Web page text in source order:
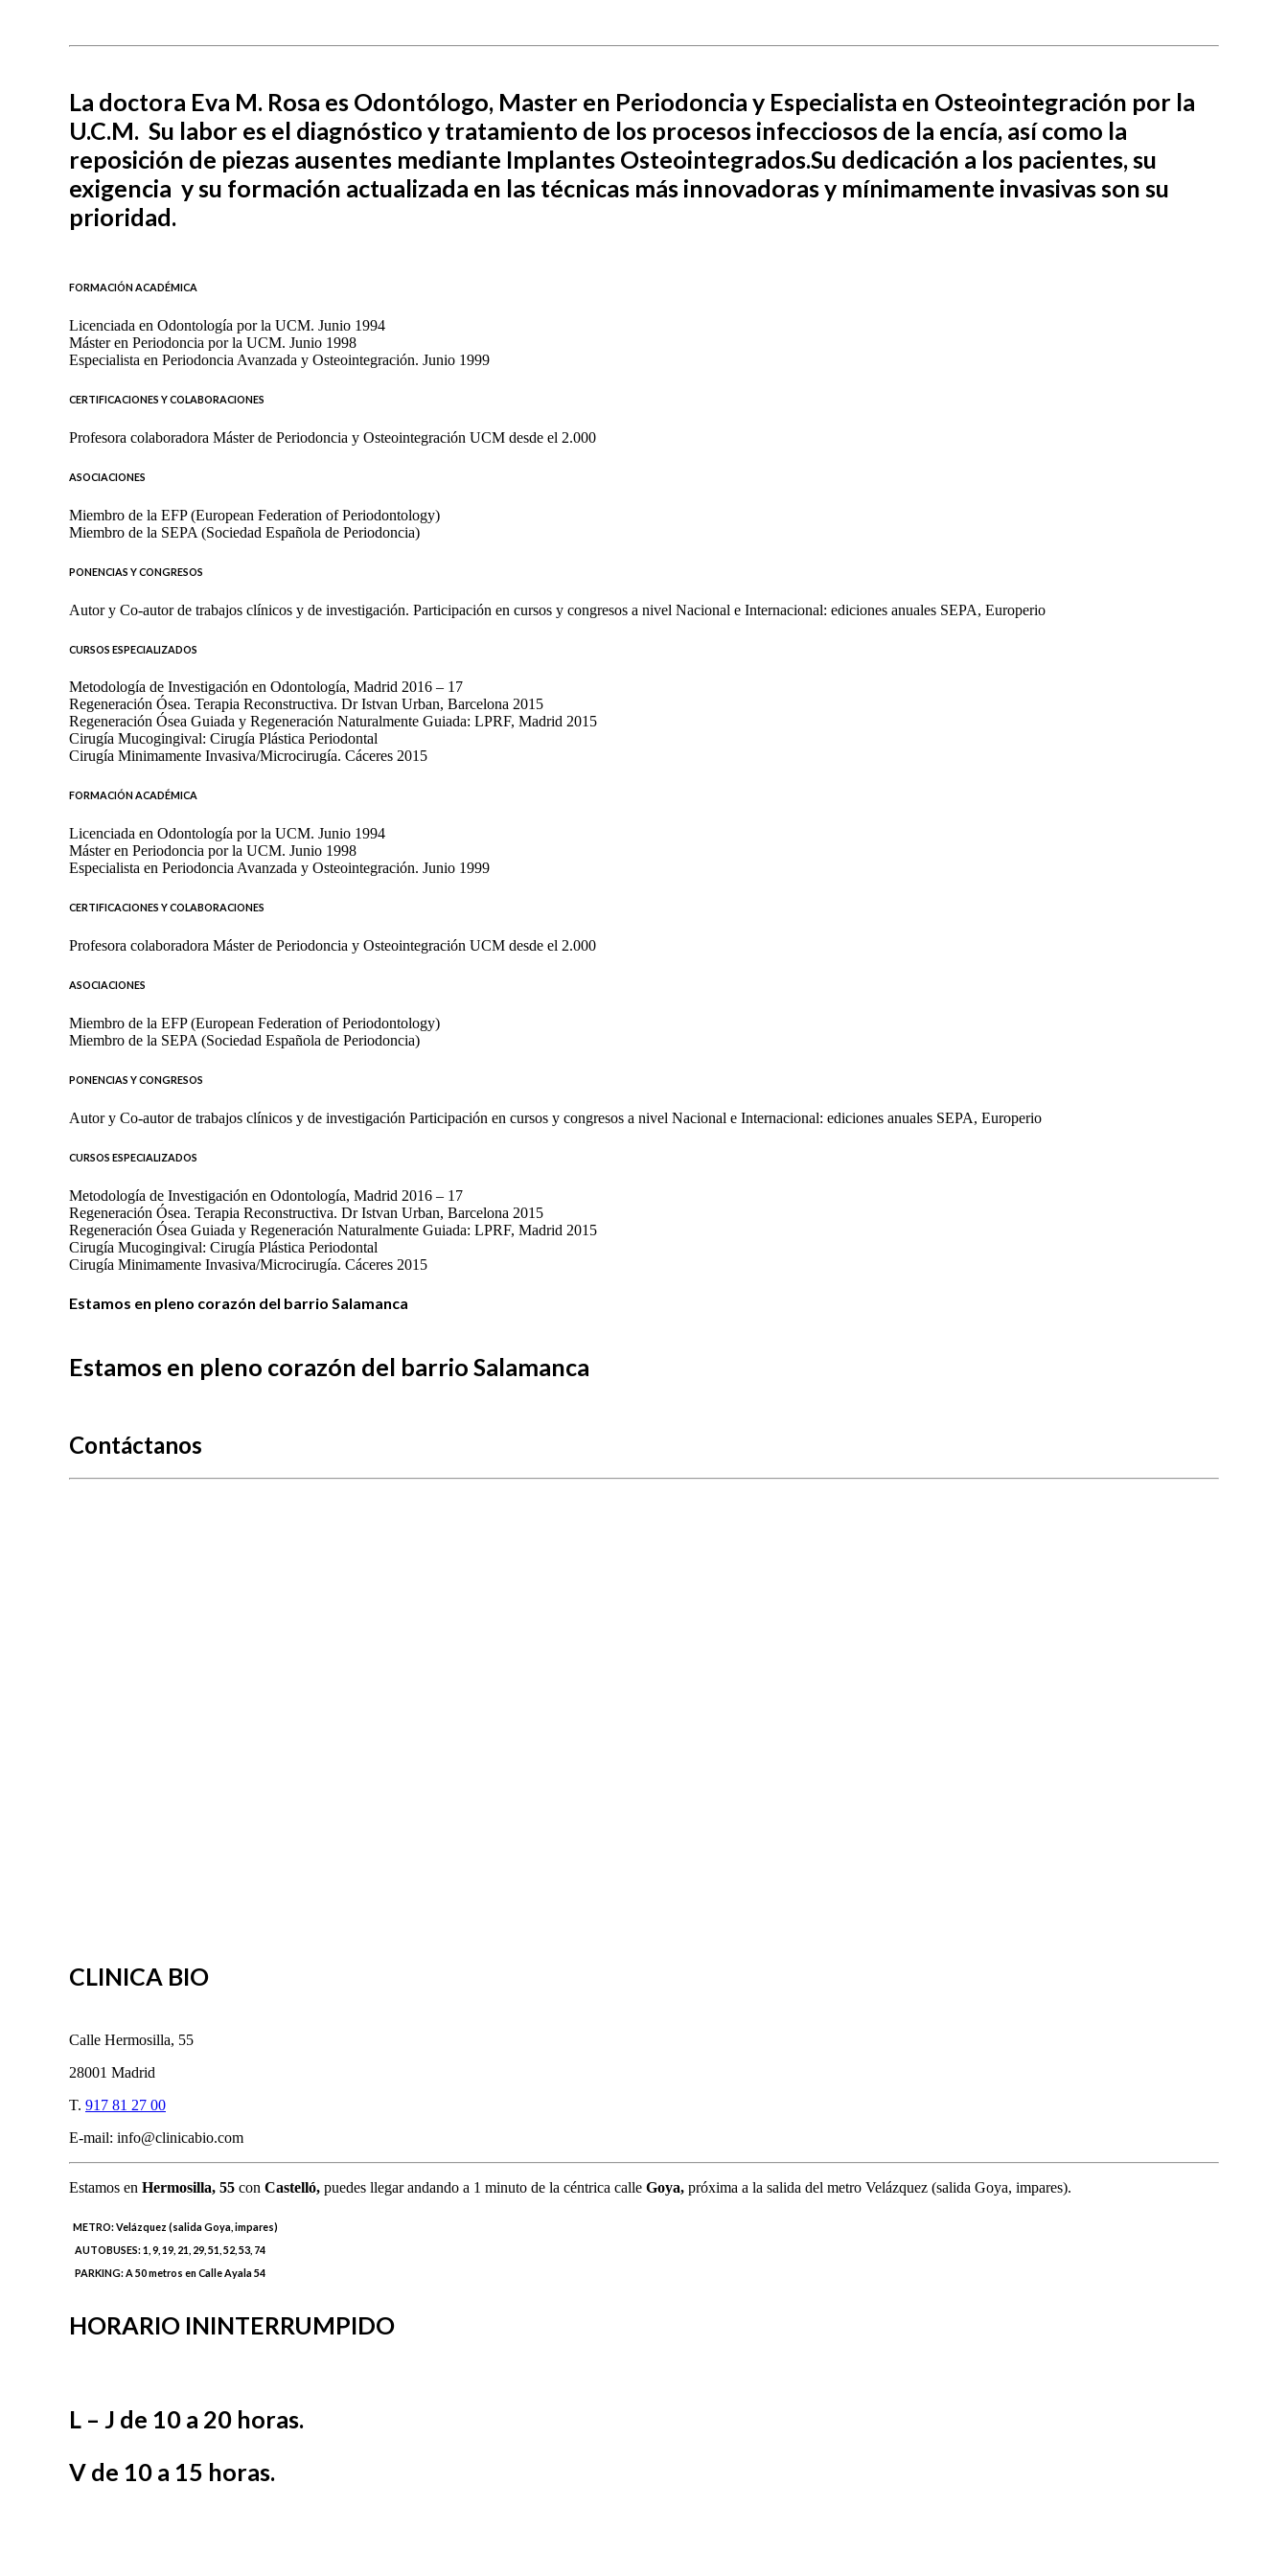
La doctora Eva M. Rosa es Odontólogo, Master en Periodoncia y Especialista en Osteointegración por la
U.C.M. Su labor es el diagnóstico y tratamiento de los procesos infecciosos de la encía, así como la
reposición de piezas ausentes mediante Implantes Osteointegrados.Su dedicación a los pacientes, su
exigencia y su formación actualizada en las técnicas más innovadoras y mínimamente invasivas son su
prioridad.
FORMACIÓN ACADÉMICA
Licenciada en Odontología por la UCM. Junio 1994
Máster en Periodoncia por la UCM. Junio 1998
Especialista en Periodoncia Avanzada y Osteointegración. Junio 1999
CERTIFICACIONES Y COLABORACIONES
Profesora colaboradora Máster de Periodoncia y Osteointegración UCM desde el 2.000
ASOCIACIONES
Miembro de la EFP (European Federation of Periodontology)
Miembro de la SEPA (Sociedad Española de Periodoncia)
PONENCIAS Y CONGRESOS
Autor y Co-autor de trabajos clínicos y de investigación. Participación en cursos y congresos a nivel Nacional e Internacional: ediciones anuales SEPA, Europerio
CURSOS ESPECIALIZADOS
Metodología de Investigación en Odontología, Madrid 2016 – 17
Regeneración Ósea. Terapia Reconstructiva. Dr Istvan Urban, Barcelona 2015
Regeneración Ósea Guiada y Regeneración Naturalmente Guiada: LPRF, Madrid 2015
Cirugía Mucogingival: Cirugía Plástica Periodontal
Cirugía Minimamente Invasiva/Microcirugía. Cáceres 2015
FORMACIÓN ACADÉMICA
Licenciada en Odontología por la UCM. Junio 1994
Máster en Periodoncia por la UCM. Junio 1998
Especialista en Periodoncia Avanzada y Osteointegración. Junio 1999
CERTIFICACIONES Y COLABORACIONES
Profesora colaboradora Máster de Periodoncia y Osteointegración UCM desde el 2.000
ASOCIACIONES
Miembro de la EFP (European Federation of Periodontology)
Miembro de la SEPA (Sociedad Española de Periodoncia)
PONENCIAS Y CONGRESOS
Autor y Co-autor de trabajos clínicos y de investigación Participación en cursos y congresos a nivel Nacional e Internacional: ediciones anuales SEPA, Europerio
CURSOS ESPECIALIZADOS
Metodología de Investigación en Odontología, Madrid 2016 – 17
Regeneración Ósea. Terapia Reconstructiva. Dr Istvan Urban, Barcelona 2015
Regeneración Ósea Guiada y Regeneración Naturalmente Guiada: LPRF, Madrid 2015
Cirugía Mucogingival: Cirugía Plástica Periodontal
Cirugía Minimamente Invasiva/Microcirugía. Cáceres 2015
Estamos en pleno corazón del barrio Salamanca
Estamos en pleno corazón del barrio Salamanca
Contáctanos
CLINICA BIO
Calle Hermosilla, 55
28001 Madrid
T. 917 81 27 00
E-mail: info@clinicabio.com
Estamos en Hermosilla, 55 con Castelló, puedes llegar andando a 1 minuto de la céntrica calle Goya, próxima a la salida del metro Velázquez (salida Goya, impares).
METRO:Velázquez (salida Goya, impares)
AUTOBUSES:1, 9, 19, 21, 29, 51, 52, 53, 74
PARKING:A 50 metros en Calle Ayala 54
HORARIO ININTERRUMPIDO
L – J de 10 a 20 horas.
V de 10 a 15 horas.